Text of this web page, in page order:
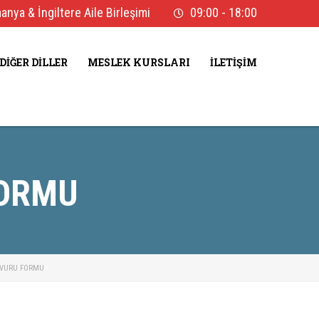
09:00 - 18:00
& İngiltere Aile Birleşimi
DIĞER DILLER MESLEK KURSLARI İLETIŞIM
FORMU